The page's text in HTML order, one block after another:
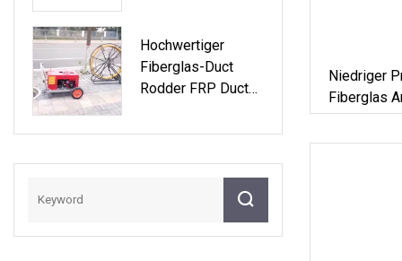
Hochwertiger
Fiberglas-Duct
Rodder FRP Duct
Rodder Fiberglas-
Fiberglas-Duct Rod
Niedriger
Fiberglas